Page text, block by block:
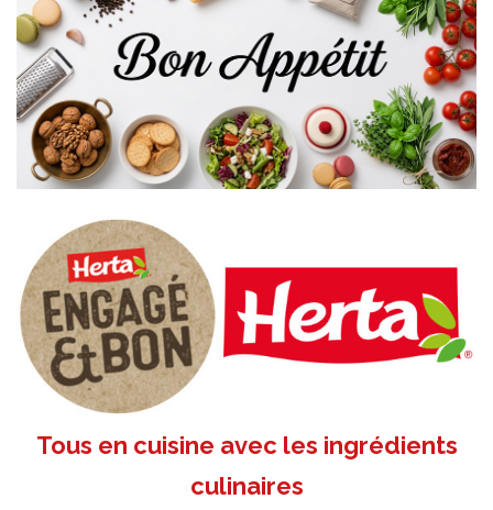
Tous en cuisine avec les ingrédients
culinaires